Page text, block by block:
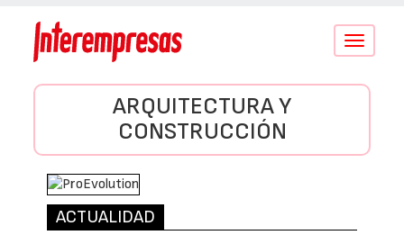
Conmutar
ARQUITECTURA Y
CONSTRUCCIÓN
ACTUALIDAD